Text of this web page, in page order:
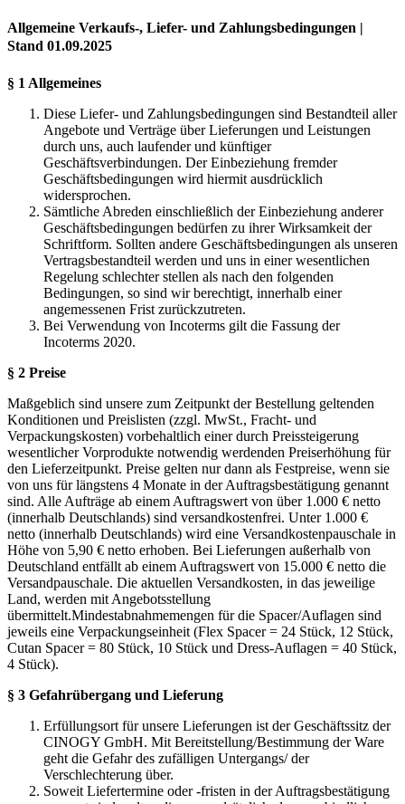
Allgemeine Verkaufs-, Liefer- und Zahlungsbedingungen |
Stand 01.09.2025
§ 1 Allgemeines
Diese Liefer- und Zahlungsbedingungen sind Bestandteil aller
Angebote und Verträge über Lieferungen und Leistungen
durch uns, auch laufender und künftiger
Geschäftsverbindungen. Der Einbeziehung fremder
Geschäftsbedingungen wird hiermit ausdrücklich
widersprochen.
Sämtliche Abreden einschließlich der Einbeziehung anderer
Geschäftsbedingungen bedürfen zu ihrer Wirksamkeit der
Schriftform. Sollten andere Geschäftsbedingungen als unseren
Vertragsbestandteil werden und uns in einer wesentlichen
Regelung schlechter stellen als nach den folgenden
Bedingungen, so sind wir berechtigt, innerhalb einer
angemessenen Frist zurückzutreten.
Bei Verwendung von Incoterms gilt die Fassung der
Incoterms 2020.
§ 2 Preise
Maßgeblich sind unsere zum Zeitpunkt der Bestellung geltenden
Konditionen und Preislisten (zzgl. MwSt., Fracht- und
Verpackungskosten) vorbehaltlich einer durch Preissteigerung
wesentlicher Vorprodukte notwendig werdenden Preiserhöhung für
den Lieferzeitpunkt. Preise gelten nur dann als Festpreise, wenn sie
von uns für längstens 4 Monate in der Auftragsbestätigung genannt
sind. Alle Aufträge ab einem Auftragswert von über 1.000 € netto
(innerhalb Deutschlands) sind versandkostenfrei. Unter 1.000 €
netto (innerhalb Deutschlands) wird eine Versandkostenpauschale in
Höhe von 5,90 € netto erhoben. Bei Lieferungen außerhalb von
Deutschland entfällt ab einem Auftragswert von 15.000 € netto die
Versandpauschale. Die aktuellen Versandkosten, in das jeweilige
Land, werden mit Angebotsstellung
übermittelt.Mindestabnahmemengen für die Spacer/Auflagen sind
jeweils eine Verpackungseinheit (Flex Spacer = 24 Stück, 12 Stück,
Cutan Spacer = 80 Stück, 10 Stück und Dress-Auflagen = 40 Stück,
4 Stück).
§ 3 Gefahrübergang und Lieferung
Erfüllungsort für unsere Lieferungen ist der Geschäftssitz der
CINOGY GmbH. Mit Bereitstellung/Bestimmung der Ware
geht die Gefahr des zufälligen Untergangs/ der
Verschlechterung über.
Soweit Liefertermine oder -fristen in der Auftragsbestätigung